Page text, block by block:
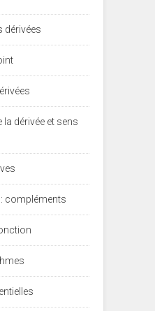
dérivées
la dérivée et sens
compléments